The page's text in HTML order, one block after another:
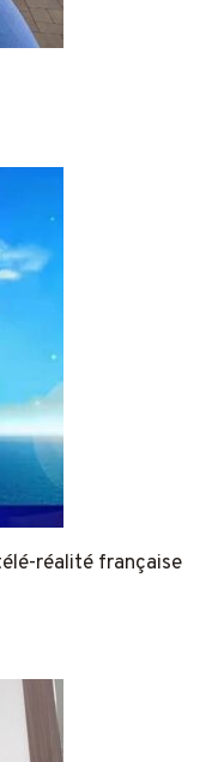
réalité française